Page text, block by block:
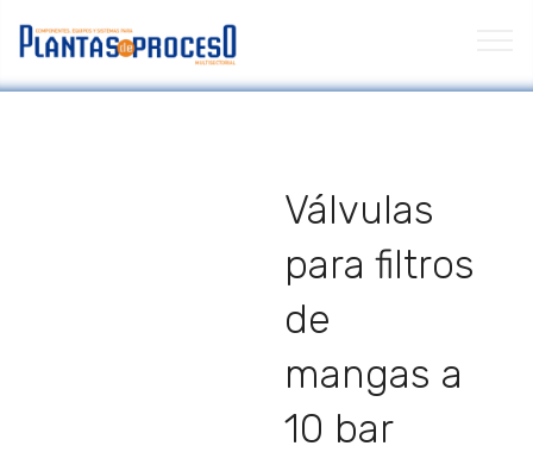
Válvulas
para filtros
de
mangas a
10 bar